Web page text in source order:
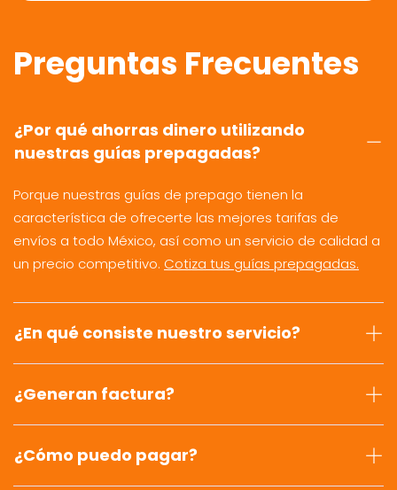
Preguntas Frecuentes
¿Por qué ahorras dinero utilizando
nuestras guías prepagadas?
Porque nuestras guías de prepago tienen la
característica de ofrecerte las mejores tarifas de
envíos a todo México, así como un servicio de calidad a
un precio competitivo. Cotiza tus guías prepagadas.
¿En qué consiste nuestro servicio?
¿Generan factura?
¿Cómo puedo pagar?